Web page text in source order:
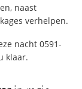
naast
verhelpen.
nacht 0591-
klaar.